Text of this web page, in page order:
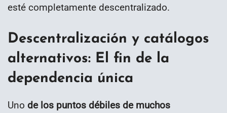
esté completamente descentralizado.
Descentralización y catálogos
alternativos: El fin de la
dependencia única
Uno de los puntos débiles de muchos